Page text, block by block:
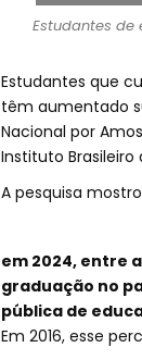
Estudantes de
Estudantes que
têm aumentado
Nacional por
Instituto Brasileiro
A pesquisa
em 2024, entre
graduação no
pública de
Em 2016, esse